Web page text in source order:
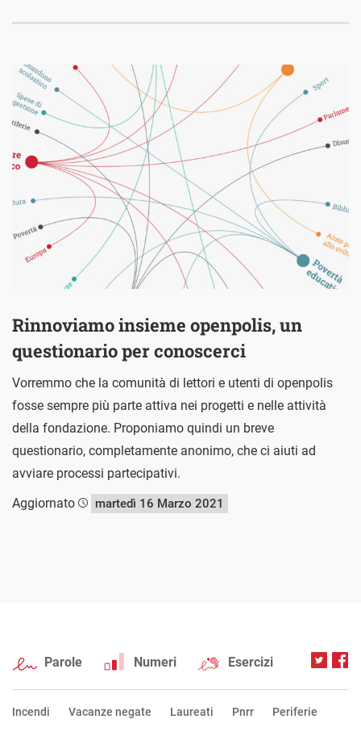
Rinnoviamo insieme openpolis, un
questionario per conoscerci
Vorremmo che la comunità di lettori e utenti di openpolis
fosse sempre più parte attiva nei progetti e nelle attività
della fondazione. Proponiamo quindi un breve
questionario, completamente anonimo, che ci aiuti ad
avviare processi partecipativi.
Aggiornato
martedì 16 Marzo 2021
Parole Numeri Esercizi
Incendi Vacanze negate Laureati Pnrr Periferie